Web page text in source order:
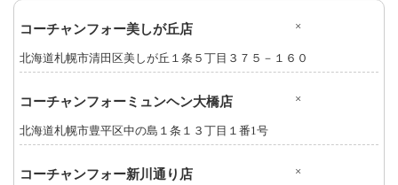
コーチャンフォー美しが丘店 ×
北海道札幌市清田区美しが丘１条５丁目３７５－１６０
コーチャンフォーミュンヘン大橋店 ×
北海道札幌市豊平区中の島１条１３丁目１番1号
コーチャンフォー新川通り店 ×